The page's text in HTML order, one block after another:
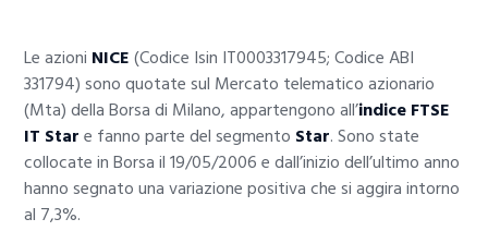
Le azioni NICE(Codice Isin IT0003317945; Codice ABI
331794) sono quotate sul Mercato telematico azionario
(Mta) della Borsa di Milano, appartengono all’indice FTSE
IT Stare fanno parte del segmento Star. Sono state
collocate in Borsa il 19/05/2006 e dall’inizio dell’ultimo anno
hanno segnato una variazione positiva che si aggira intorno
al 7,3%.